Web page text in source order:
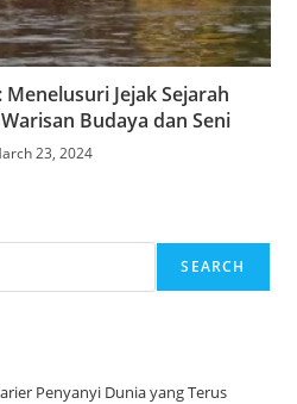
Menelusuri Jejak Sejarah
Budaya dan Seni
23, 2024
SEARCH
Penyanyi Dunia yang Terus